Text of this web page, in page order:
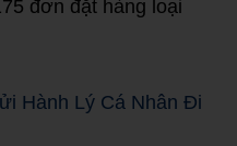
đơn đặt hàng loại
Hành Lý Cá Nhân Đi